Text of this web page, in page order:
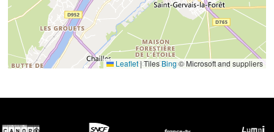
Leaflet|TilesBing© Microsoft and suppliers